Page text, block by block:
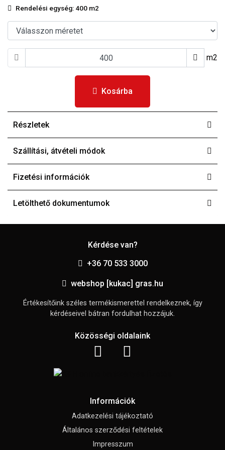
Rendelési egység: 400 m2
m2
Kosárba
Részletek
Szállítási, átvételi módok
Fizetési információk
Letölthető dokumentumok
Kérdése van?
+36 70 533 3000
webshop [kukac] gras.hu
Értékesítőink széles termékismerettel rendelkeznek, így
kérdéseivel bátran fordulhat hozzájuk.
Közösségi oldalaink
Információk
Adatkezelési tájékoztató
Általános szerződési feltételek
Impresszum